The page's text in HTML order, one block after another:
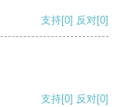
支持[0] 反对[0]
支持[0] 反对[0]